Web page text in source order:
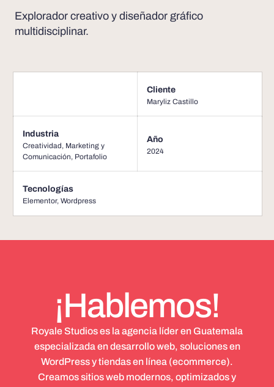
Explorador creativo y diseñador gráfico
multidisciplinar.
Cliente
Maryliz Castillo
Industria
Creatividad, Marketing y
Comunicación, Portafolio
Año
2024
Tecnologías
Elementor, Wordpress
¡Hablemos!
Royale Studios es la agencia líder en Guatemala
especializada en desarrollo web, soluciones en
WordPress y tiendas en línea (ecommerce).
Creamos sitios web modernos, optimizados y